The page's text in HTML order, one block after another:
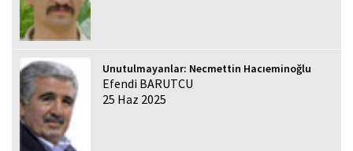
Unutulmayanlar: Necmettin Hacıeminoğlu
Efendi BARUTCU
25 Haz 2025